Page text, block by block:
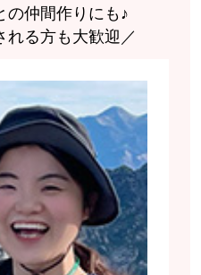
の仲間作りにも♪
れる方も大歓迎／